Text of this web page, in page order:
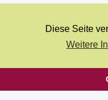
Diese Seite
Weitere